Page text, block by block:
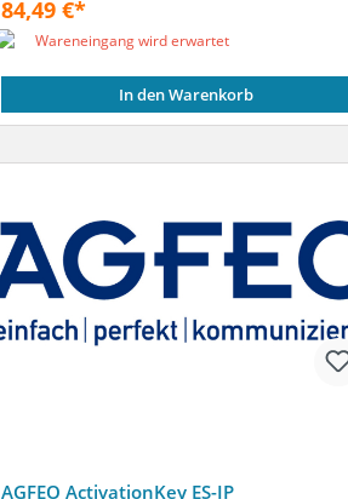
84,49 €*
Wareneingang wird erwartet
In den Warenkorb
AGFEO ActivationKey ES-IP